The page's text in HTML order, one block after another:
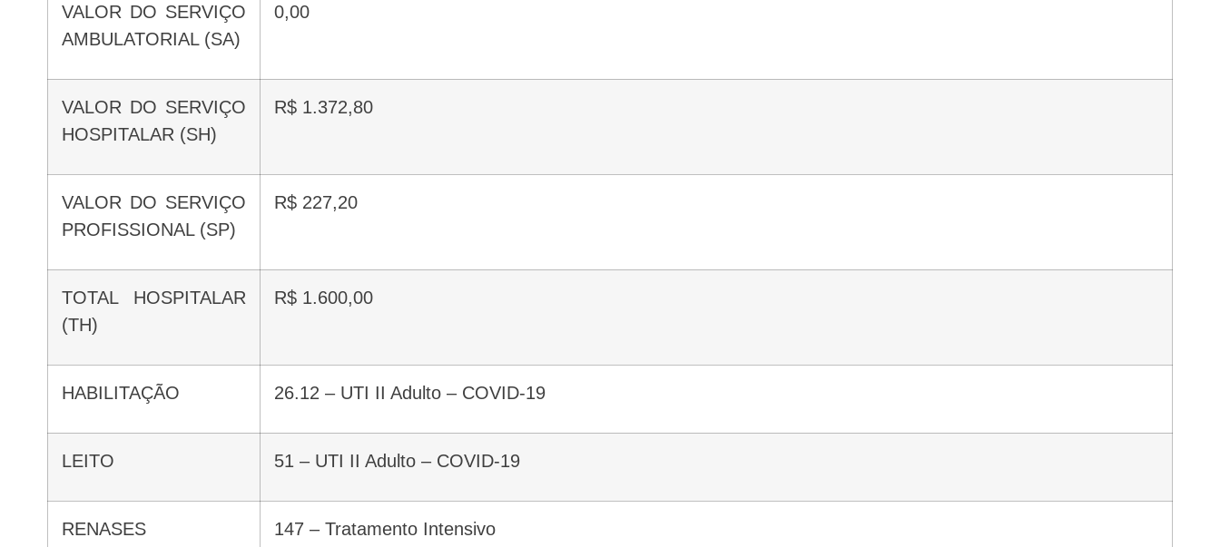
VALOR DO SERVIÇO
AMBULATORIAL (SA)
0,00
VALOR DO SERVIÇO
HOSPITALAR (SH)
R$ 1.372,80
VALOR DO SERVIÇO
PROFISSIONAL (SP)
R$ 227,20
TOTAL HOSPITALAR
(TH)
R$ 1.600,00
HABILITAÇÃO 26.12 – UTI II Adulto – COVID-19
LEITO 51 – UTI II Adulto – COVID-19
RENASES 147 – Tratamento Intensivo